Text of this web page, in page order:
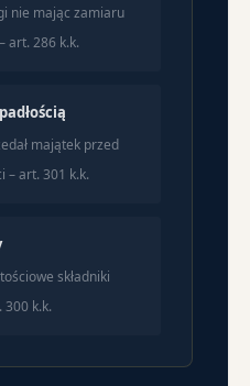
nie mając zamiaru
art. 286 k.k.
majątek przed
– art. 301 k.k.
składniki
k.k.